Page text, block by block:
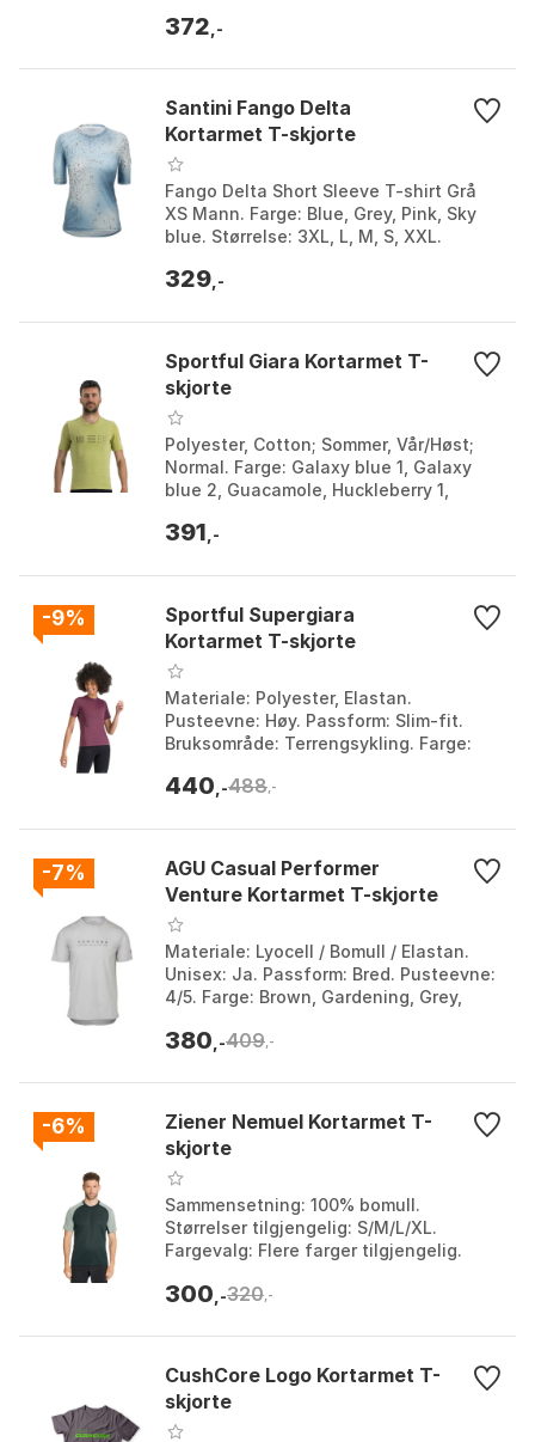
372 ,-
Santini Fango Delta
Kortarmet T-skjorte
Fango Delta Short Sleeve T-shirt Grå
XS Mann. Farge: Blue, Grey, Pink, Sky
blue. Størrelse: 3XL, L, M, S, XXL.
329 ,-
Sportful Giara Kortarmet T-
skjorte
Polyester, Cotton; Sommer, Vår/Høst;
Normal. Farge: Galaxy blue 1, Galaxy
blue 2, Guacamole, Huckleberry 1,
cement. Størrelse: ...
391 ,-
-9%
Sportful Supergiara
Kortarmet T-skjorte
Materiale: Polyester, Elastan.
Pusteevne: Høy. Passform: Slim-fit.
Bruksområde: Terrengsykling. Farge:
1, Cream 2, Mistic...
440 ,-488,-
-7%
AGU Casual Performer
Venture Kortarmet T-skjorte
Materiale: Lyocell / Bomull / Elastan.
Unisex: Ja. Passform: Bred. Pusteevne:
4/5. Farge: Brown, Gardening, Grey,
380 ,-409 ,-
-6%
Ziener Nemuel Kortarmet T-
skjorte
Sammensetning: 100% bomull.
Størrelser tilgjengelig: S/M/L/XL.
Fargevalg: Flere farger tilgjengelig.
Dark jungle, Wood. ...
300 ,-320 ,-
CushCore Logo Kortarmet T-
skjorte